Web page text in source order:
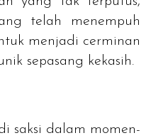
telah menempuh
menjadi cerminan
sepasang kekasih.
saksi dalam momen-